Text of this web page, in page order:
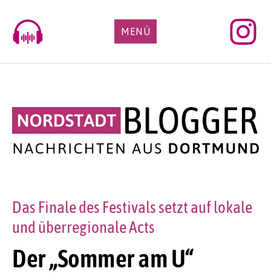
content
MENÜ
Der „Sommer am U“
Das Finale des Festivals setzt auf lokale
und überregionale Acts